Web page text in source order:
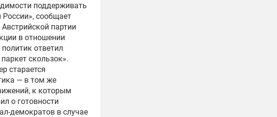
поддерживать
сообщает
партии
в отношении
ответил
скользок».
старается
— в том же
к которым
о готовности
демократов в случае